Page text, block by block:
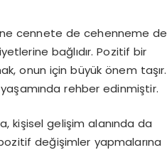
cennete de cehenneme de
bağlıdır. Pozitif bir
onun için büyük önem taşır.
rehber edinmiştir.
kişisel gelişim alanında da
değişimler yapmalarına